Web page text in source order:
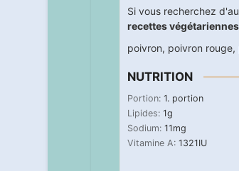
Si vous recherchez
recettes
poivron, poivron rouge,
NUTRITION
Portion: 1. portion
Lipides: 1g
Sodium: 11mg
Vitamine A: 1321IU